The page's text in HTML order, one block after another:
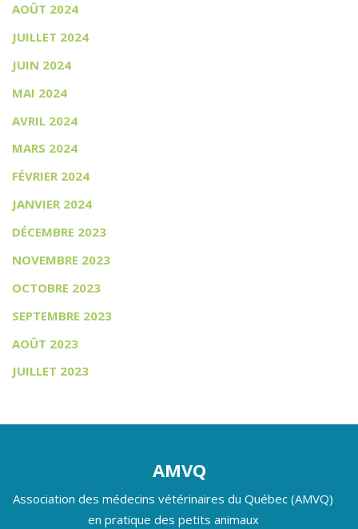
AOÛT 2024
JUILLET 2024
JUIN 2024
MAI 2024
AVRIL 2024
MARS 2024
FÉVRIER 2024
JANVIER 2024
DÉCEMBRE 2023
NOVEMBRE 2023
OCTOBRE 2023
SEPTEMBRE 2023
AOÛT 2023
JUILLET 2023
AMVQ
Association des médecins vétérinaires du Québec (AMVQ)
en pratique des petits animaux